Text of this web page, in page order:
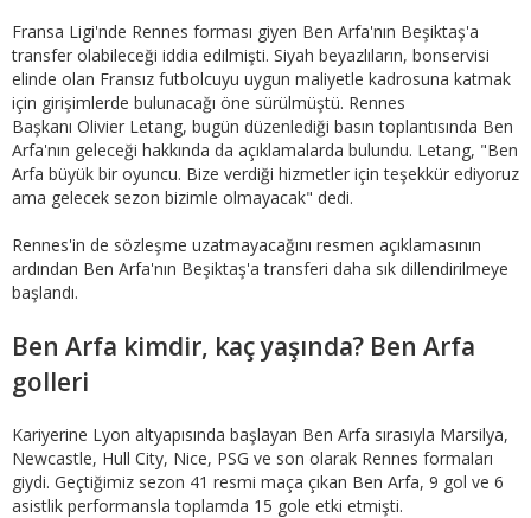
Fransa Ligi'nde Rennes forması giyen Ben Arfa'nın Beşiktaş'a
transfer olabileceği iddia edilmişti. Siyah beyazlıların, bonservisi
elinde olan Fransız futbolcuyu uygun maliyetle kadrosuna katmak
için girişimlerde bulunacağı öne sürülmüştü. Rennes
Başkanı Olivier Letang, bugün düzenlediği basın toplantısında Ben
Arfa'nın geleceği hakkında da açıklamalarda bulundu. Letang, "Ben
Arfa büyük bir oyuncu. Bize verdiği hizmetler için teşekkür ediyoruz
ama gelecek sezon bizimle olmayacak" dedi.
Rennes'in de sözleşme uzatmayacağını resmen açıklamasının
ardından Ben Arfa'nın Beşiktaş'a transferi daha sık dillendirilmeye
başlandı.
Ben Arfa kimdir, kaç yaşında? Ben Arfa
golleri
Kariyerine Lyon altyapısında başlayan Ben Arfa sırasıyla Marsilya,
Newcastle, Hull City, Nice, PSG ve son olarak Rennes formaları
giydi. Geçtiğimiz sezon 41 resmi maça çıkan ​​​​​​​Ben Arfa, 9 gol ve 6
asistlik performansla toplamda 15 gole etki etmişti.